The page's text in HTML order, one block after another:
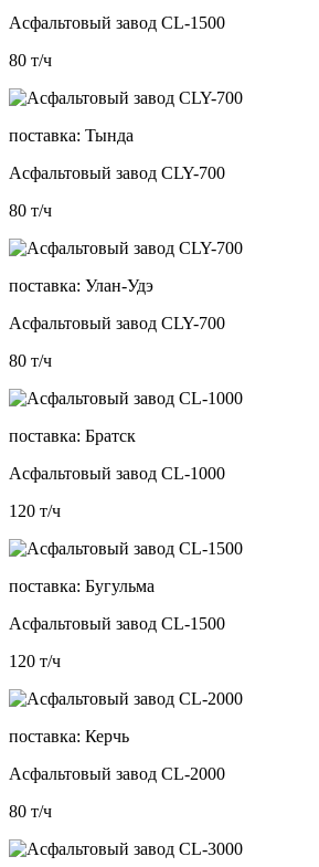
Асфальтовый завод CL-1500
80 т/ч
поставка: Тында
Асфальтовый завод CLY-700
80 т/ч
поставка: Улан-Удэ
Асфальтовый завод CLY-700
80 т/ч
поставка: Братск
Асфальтовый завод CL-1000
120 т/ч
поставка: Бугульма
Асфальтовый завод CL-1500
120 т/ч
поставка: Керчь
Асфальтовый завод CL-2000
80 т/ч